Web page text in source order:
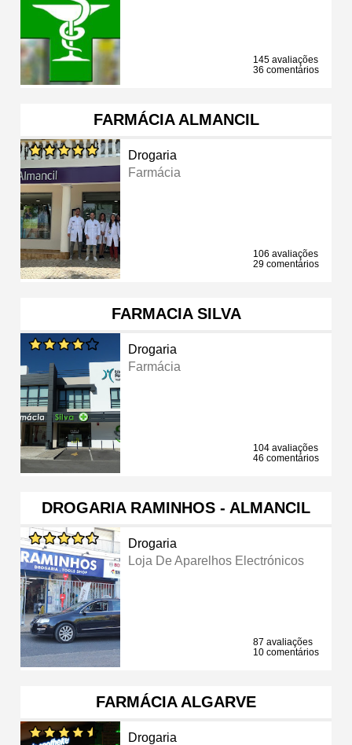
145 avaliações
36 comentários
FARMÁCIA ALMANCIL
Drogaria
Farmácia
106 avaliações
29 comentários
FARMACIA SILVA
Drogaria
Farmácia
104 avaliações
46 comentários
DROGARIA RAMINHOS - ALMANCIL
Drogaria
Loja De Aparelhos Electrónicos
87 avaliações
10 comentários
FARMÁCIA ALGARVE
Drogaria